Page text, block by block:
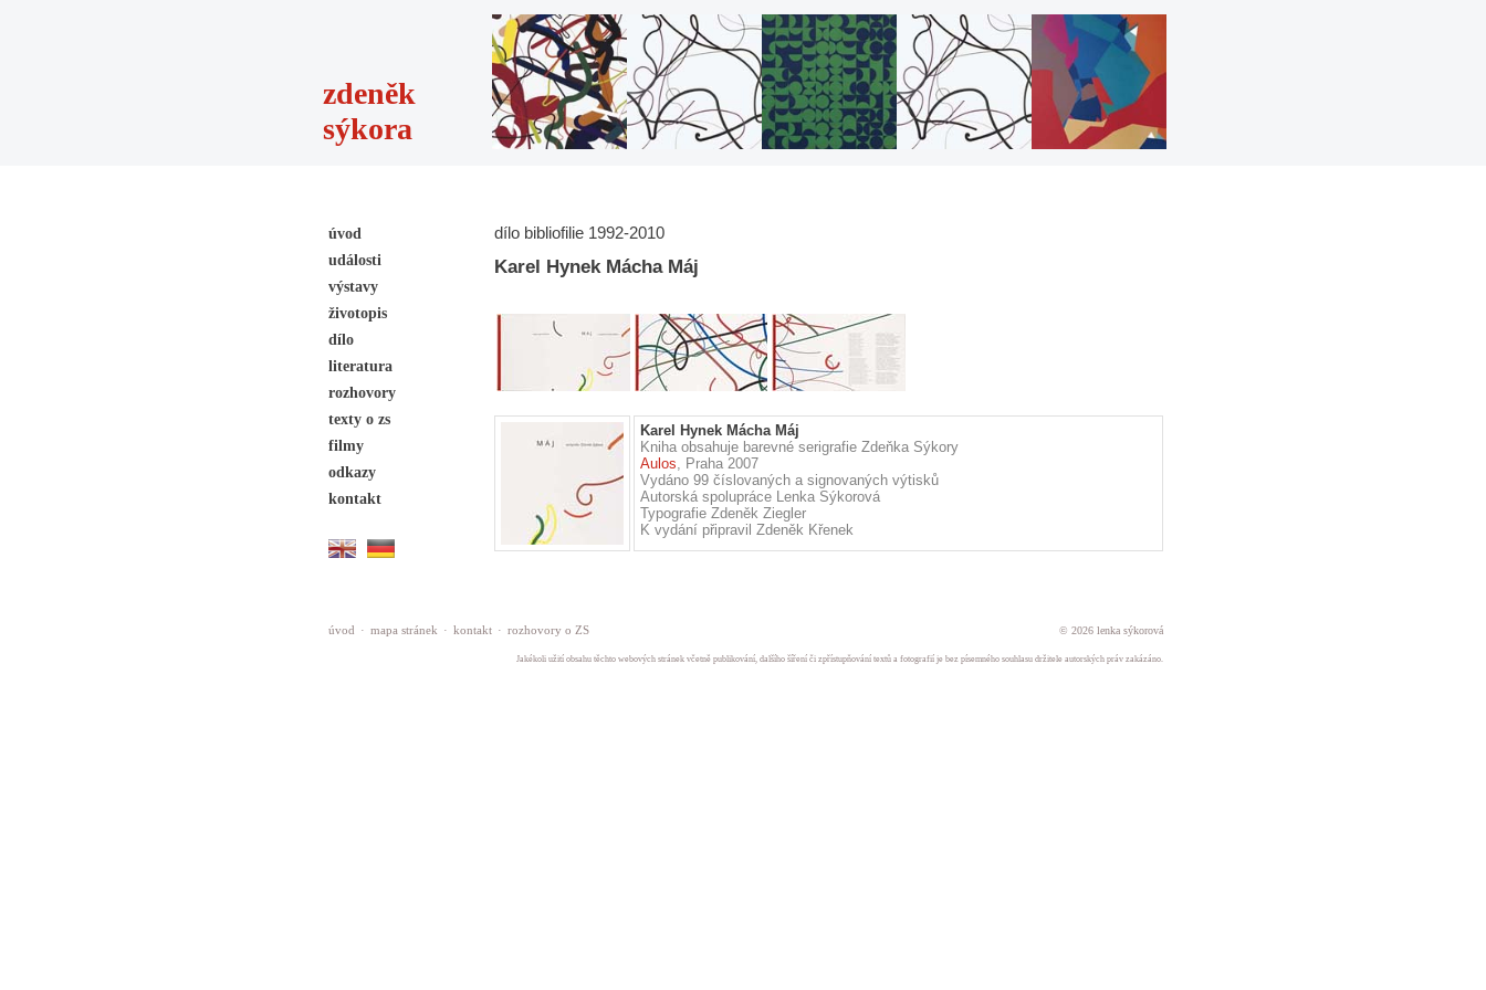
zdeněk
sýkora
úvod
události
výstavy
životopis
dílo
literatura
rozhovory
texty o zs
filmy
odkazy
kontakt
dílo bibliofilie 1992-2010
Karel Hynek Mácha Máj
Karel Hynek Mácha Máj
Kniha obsahuje barevné serigrafie Zdeňka Sýkory
Aulos, Praha 2007
Vydáno 99 číslovaných a signovaných výtisků
Autorská spolupráce Lenka Sýkorová
Typografie Zdeněk Ziegler
K vydání připravil Zdeněk Křenek
© 2026 lenka sýkorová
úvod · mapa stránek · kontakt · rozhovory o ZS
Jakékoli užití obsahu těchto webových stránek včetně publikování, dalšího šíření či zpřístupňování textů a fotografií je bez písemného souhlasu držitele autorských práv zakázáno.